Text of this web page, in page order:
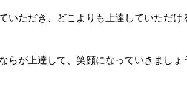
いただき、どこよりも上達していただけ
らが上達して、笑顔になっていきましょ